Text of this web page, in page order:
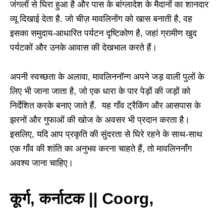
जंगलों से घिरा हुआ है और पास के बांग्लादेश के मैदानों का शानदार
व्यू दिखाई देता है. जो चीज़ मावलिनोंग को खास बनाती है, वह
इसका समुदाय-आधारित पर्यटन दृष्टिकोण है, जहां ग्रामीण खुद
पर्यटकों और उनके आवास की देखभाल करते हैं।
अपनी स्वच्छता के अलावा, मावलिननॉन्ग अपने जड़ वाली पुलों के
लिए भी जाना जाता है, जो एक धारा के पार पेड़ों की जड़ों को
निर्देशित करके बनाए जाते हैं. यह गाँव ट्रैकिंग और आसपास के
झरनों और गुफाओं की खोज के अवसर भी प्रदान करता है।
इसलिए, यदि आप प्रकृति की सुंदरता से घिरे रहने के साथ-साथ
एक गाँव की शांति का अनुभव करना चाहते हैं, तो मावलिननॉंग
अवश्य जाना चाहिए।
कूर्ग, कर्नाटक || Coorg,